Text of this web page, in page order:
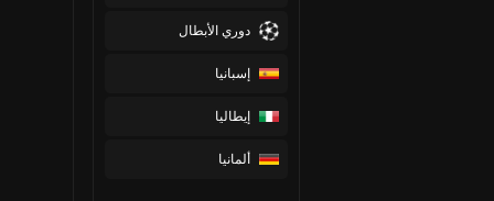
دوري الأبطال
إسبانيا
إيطاليا
ألمانيا